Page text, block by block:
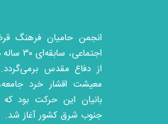
انجمن حامیان فرهنگ
معیشت اقشار خرد
بانیان این حرکت بود که
جنوب شرق کشور آغاز شد.